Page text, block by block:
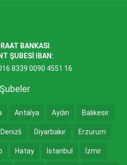
BANKASI
ŞUBESİ IBAN:
8339 0090 4551 16
Şubeler
Antalya Aydın Balıkesir
Denizli Diyarbakır Erzurum
Hatay İstanbul İzmir